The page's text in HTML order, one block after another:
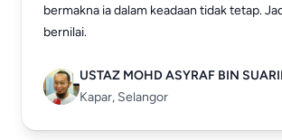
bermakna ia dalam keadaan tidak tetap.
bernilai.
USTAZ MOHD ASYRAF BIN
Kapar, Selangor